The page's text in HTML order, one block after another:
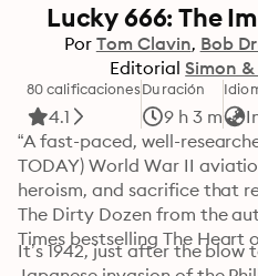
Lucky 666: The
Por Tom Clavin Bob
Editorial Simon
80 calificaciones
4.1
Duración
9 h 3 m
“A fast-paced, well-
TODAY) World War II
heroism, and sacrifice that
The Dirty Dozen from the
Times bestselling The Heart
It’s 1942, just after the